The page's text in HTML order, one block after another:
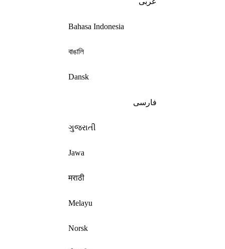
Bahasa Indonesia
বাঙালি
Dansk
فارسی
ગુજરાતી
Jawa
मराठी
Melayu
Norsk